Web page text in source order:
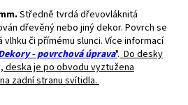
Středně tvrdá dřevovláknitá
dřevěný nebo jiný dekor. Povrch se
či přímému slunci. Více informací
- povrchová úprava". Do desky
deska je po obvodu vyztužena
zadní stranu svítidla.